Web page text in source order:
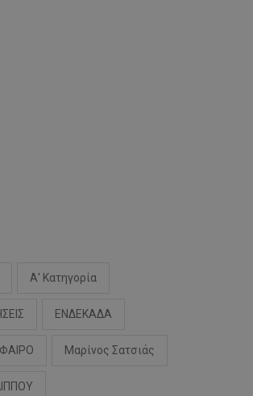
Α' Κατηγορία
ΕΝΔΕΚΑΔΑ
Μαρίνος Σατσιάς